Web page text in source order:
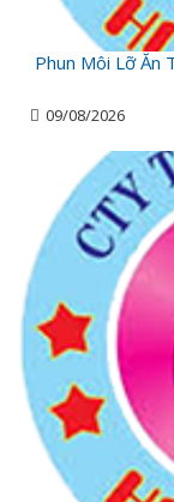
Phun Môi Lỡ Ăn
09/08/2026